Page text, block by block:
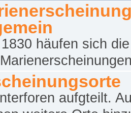
häufen sich
aufgteilt.